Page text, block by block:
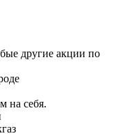
другие акции по
на себя.